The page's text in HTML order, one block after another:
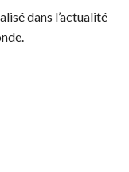
dans l’actualité